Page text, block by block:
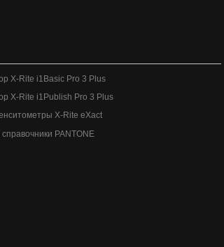
X-Rite i1Basic Pro 3 Plus
X-Rite i1Publish Pro 3 Plus
X-Rite eXact
PANTONE